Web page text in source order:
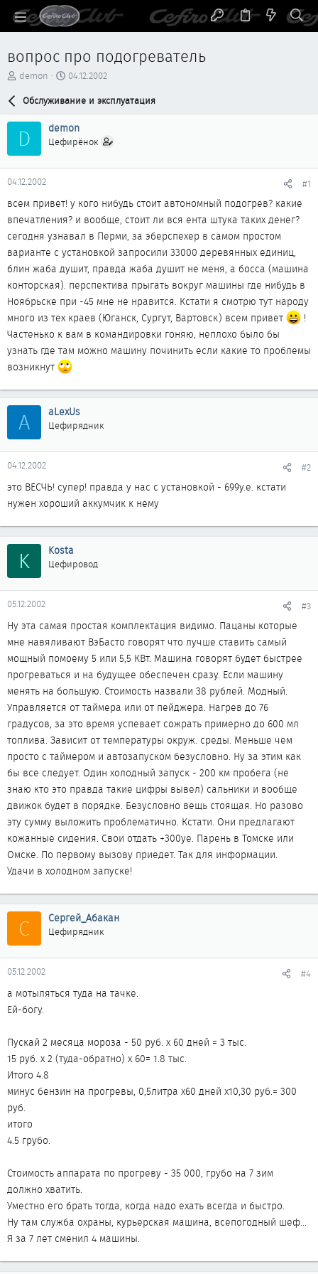
вопрос про подогреватель
А
р
м
ы
demon
Д
т
н
а
а
04.12.2002
Обслуживание и эксплуатация
D demon
Цефирёнок
04.12.2002 #1
всем привет! у кого нибудь стоит автономный подогрев? какие
впечатления? и вообще, стоит ли вся ента штука таких денег?
сегодня узнавал в Перми, за эберспехер в самом простом
варианте с установкой запросили 33000 деревянных единиц,
блин жаба душит, правда жаба душит не меня, а босса (машина
конторская). перспектива прыгать вокруг машины где нибудь в
Ноябрьске при -45 мне не нравится. Кстати я смотрю тут народу
много из тех краев (Юганск, Сургут, Вартовск) всем привет
!
Частенько к вам в командировки гоняю, неплохо было бы
узнать где там можно машину починить если какие то проблемы
возникнут
A aLexUs
Цефирядник
04.12.2002 #2
это ВЕСЧЬ! супер! правда у нас с установкой - 699у.е. кстати
нужен хороший аккумчик к нему
K Kosta
Цефировод
05.12.2002 #3
Ну эта самая простая комплектация видимо. Пацаны которые
мне навяливают ВэБасто говорят что лучше ставить самый
мощный помоему 5 или 5,5 КВт. Машина говорят будет быстрее
прогреваться и на будущее обеспечен сразу. Если машину
менять на большую. Стоимость назвали 38 рублей. Модный.
Управляется от таймера или от пейджера. Нагрев до 76
градусов, за это время успевает сожрать примерно до 600 мл
топлива. Зависит от температуры окруж. среды. Меньше чем
просто с таймером и автозапуском безусловно. Ну за этим как
бы все следует. Один холодный запуск - 200 км пробега (не
знаю кто это правда такие цифры вывел) сальники и вообще
движок будет в порядке. Безусловно вещь стоящая. Но разово
эту сумму выложить проблематично. Кстати. Они предлагают
кожанные сидения. Свои отдать +300уе. Парень в Томске или
Омске. По первому вызову приедет. Так для информации.
Удачи в холодном запуске!
С Сергей_Абакан
Цефирядник
05.12.2002 #4
а мотыляться туда на тачке.
Ей-богу.
Пускай 2 месяца мороза - 50 руб. х 60 дней = 3 тыс.
15 руб. х 2 (туда-обратно) х 60= 1.8 тыс.
Итого 4.8
минус бензин на прогревы, 0,5литра х60 дней х10,30 руб.= 300
руб.
итого
4.5 грубо.
Стоимость аппарата по прогреву - 35 000, грубо на 7 зим
должно хватить.
Уместно его брать тогда, когда надо ехать всегда и быстро.
Ну там служба охраны, курьерская машина, всепогодный шеф...
Я за 7 лет сменил 4 машины.